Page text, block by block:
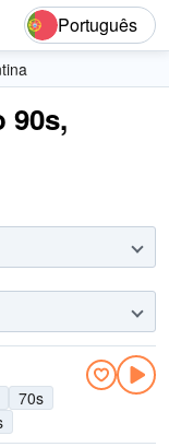
Português
90s,
70s